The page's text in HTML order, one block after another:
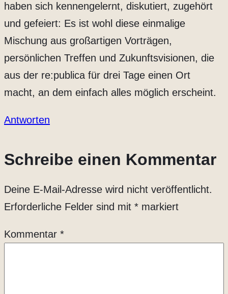
haben sich kennengelernt, diskutiert, zugehört
und gefeiert: Es ist wohl diese einmalige
Mischung aus großartigen Vorträgen,
persönlichen Treffen und Zukunftsvisionen, die
aus der re:publica für drei Tage einen Ort
macht, an dem einfach alles möglich erscheint.
Antworten
Schreibe einen Kommentar
Deine E-Mail-Adresse wird nicht veröffentlicht.
Erforderliche Felder sind mit * markiert
Kommentar *